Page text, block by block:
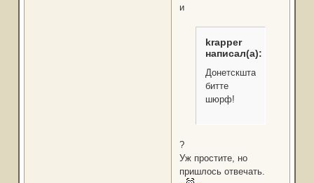
и
krapper
написал(а):
Донетскштадт,
битте
шюрф!
?
Уж простите, но
пришлось отвечать.